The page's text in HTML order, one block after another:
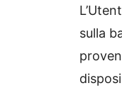
sulla